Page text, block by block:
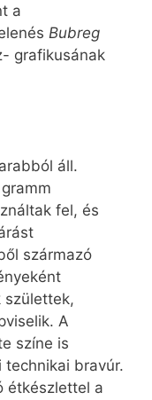
a
Bubreg
grafikusának
áll.
fel, és
származó
születtek,
A
színe is
technikai bravúr.
étkészlettel a